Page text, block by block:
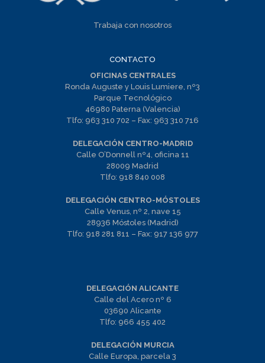
Trabaja con nosotros
CONTACTO
OFICINAS CENTRALES
Ronda Auguste y Louis Lumiere, nº3
Parque Tecnológico
46980 Paterna (Valencia)
Tlfo: 963 310 702 – Fax: 963 310 716
DELEGACIÓN CENTRO-MADRID
Calle O’Donnell nº4, oficina 11
28009 Madrid
Tlfo: 918 840 008
DELEGACIÓN CENTRO-MÓSTOLES
Calle Venus, nº 2, nave 15
28936 Móstoles (Madrid)
Tlfo: 918 281 811 – Fax: 917 136 977
DELEGACIÓN ALICANTE
Calle del Acero nº 6
03690 Alicante
Tlfo: 966 455 402
DELEGACIÓN MURCIA
Calle Europa, parcela 3